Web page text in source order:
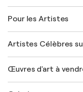
Offrir une carte
Rejoignez notre
Mon compte
+33 1 76 44 06 42
FAQ
Magazine Singulart
Emplois
Découvrez une
Pour les Artistes
Se connecter en
Artistes Célèbres
Marc Chagall
Œuvres d'art à